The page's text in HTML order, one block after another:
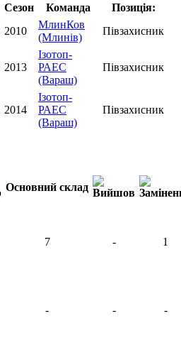
Сезон Команда
Позиція:
2010
МлинКов
(Млинів)
Півзахисник
2013
Ізотоп-
РАЕС
(Вараш)
Півзахисник
2014
Ізотоп-
РАЕС
(Вараш)
Півзахисник
Основний склад
7 - 1
- - -